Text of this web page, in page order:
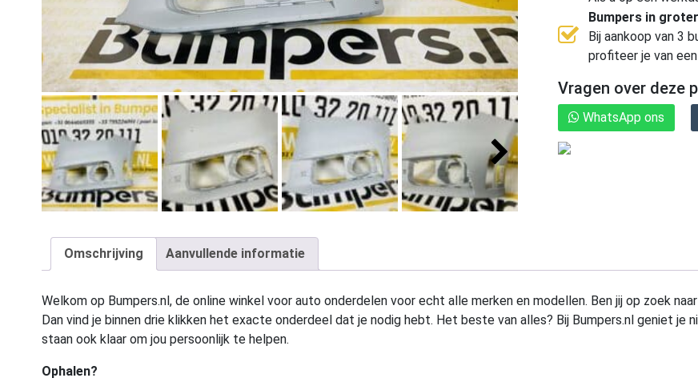
Bumpers in
Bij aankoop van 3
profiteer je van
Vragen over deze
WhatsApp ons
Omschrijving Aanvullende informatie
Welkom op Bumpers.nl, de online winkel voor auto onderdelen voor echt alle merken en modellen. Ben jij op zoek
Dan vind je binnen drie klikken het exacte onderdeel dat je nodig hebt. Het beste van alles? Bij Bumpers.nl geniet
staan ook klaar om jou persoonlijk te helpen.
Ophalen?